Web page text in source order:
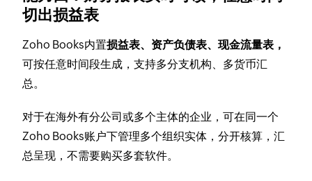
切出损益表
Zoho Books内置损益表、资产负债表、现金流量表，
可按任意时间段生成，支持多分支机构、多货币汇
总。
对于在海外有分公司或多个主体的企业，可在同一个
Zoho Books账户下管理多个组织实体，分开核算，汇
总呈现，不需要购买多套软件。